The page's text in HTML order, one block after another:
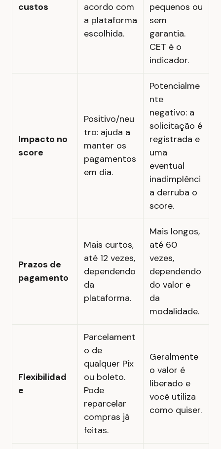
custos
acordo com
a plataforma
escolhida.
pequenos ou
sem
garantia.
CET é o
indicador.
Impacto no
score
Positivo/neu
tro: ajuda a
manter os
pagamentos
em dia.
Potencialme
nte
negativo: a
solicitação é
registrada e
uma
eventual
inadimplênci
a derruba o
score.
Prazos de
pagamento
Mais curtos,
até 12 vezes,
dependendo
da
plataforma.
Mais longos,
até 60
vezes,
dependendo
do valor e
da
modalidade.
Flexibilidad
e
Parcelament
o de
qualquer Pix
ou boleto.
Pode
reparcelar
compras já
feitas.
Geralmente
o valor é
liberado e
você utiliza
como quiser.